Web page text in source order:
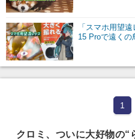
「スマホ用望
15 Proで遠くの
1
クロミ、ついに大好物の“